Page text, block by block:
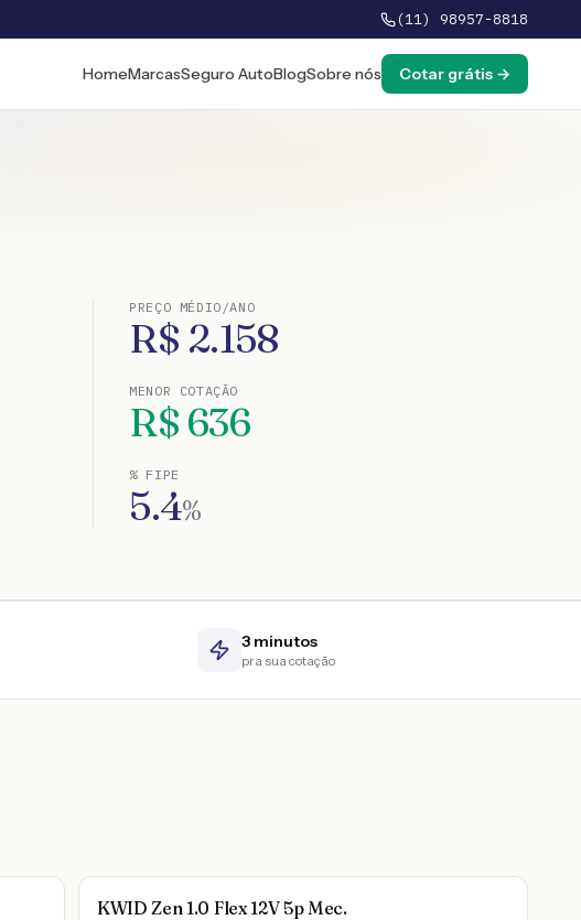
(11) 98957-8818
HomeMarcasSeguro AutoBlogSobre nós Cotar grátis →
PREÇO MÉDIO/ANO
R$ 2.158
MENOR COTAÇÃO
R$ 636
% FIPE
5.4%
3 minutos
pra sua cotação
KWID Zen 1.0 Flex 12V 5p Mec.